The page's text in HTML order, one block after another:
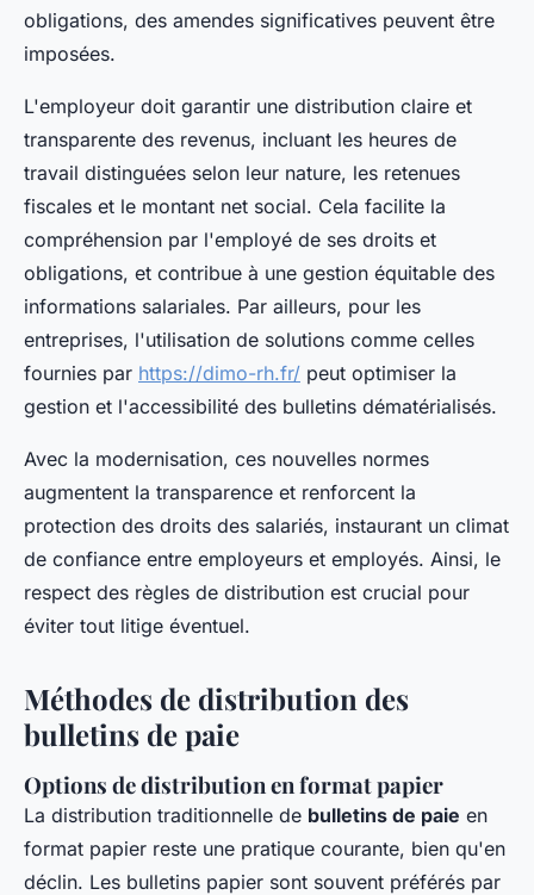
obligations, des amendes significatives peuvent être
imposées.
L'employeur doit garantir une distribution claire et
transparente des revenus, incluant les heures de
travail distinguées selon leur nature, les retenues
fiscales et le montant net social. Cela facilite la
compréhension par l'employé de ses droits et
obligations, et contribue à une gestion équitable des
informations salariales. Par ailleurs, pour les
entreprises, l'utilisation de solutions comme celles
fournies par https://dimo-rh.fr/ peut optimiser la
gestion et l'accessibilité des bulletins dématérialisés.
Avec la modernisation, ces nouvelles normes
augmentent la transparence et renforcent la
protection des droits des salariés, instaurant un climat
de confiance entre employeurs et employés. Ainsi, le
respect des règles de distribution est crucial pour
éviter tout litige éventuel.
Méthodes de distribution des
bulletins de paie
Options de distribution en format papier
La distribution traditionnelle de bulletins de paie en
format papier reste une pratique courante, bien qu'en
déclin. Les bulletins papier sont souvent préférés par